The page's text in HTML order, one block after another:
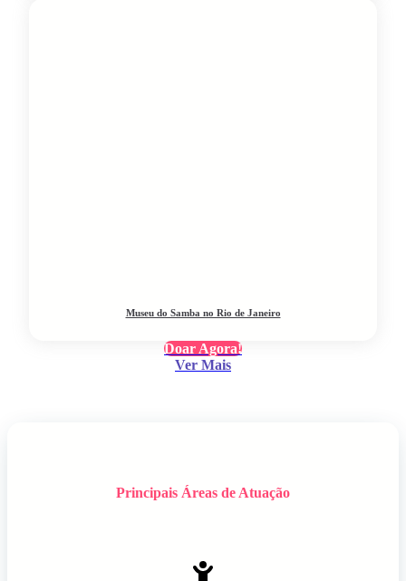
Museu do Samba no Rio de Janeiro
Doar Agora!
Ver Mais
Principais Áreas de Atuação